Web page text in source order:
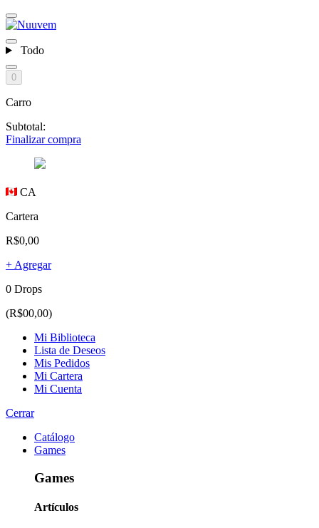
Todo
0
Carro
Subtotal:
Finalizar compra
CA
Cartera
R$0,00
+ Agregar
0 Drops
(R$00,00)
Mi Biblioteca
Lista de Deseos
Mis Pedidos
Mi Cartera
Mi Cuenta
Cerrar
Catálogo
Games
Games
Artículos